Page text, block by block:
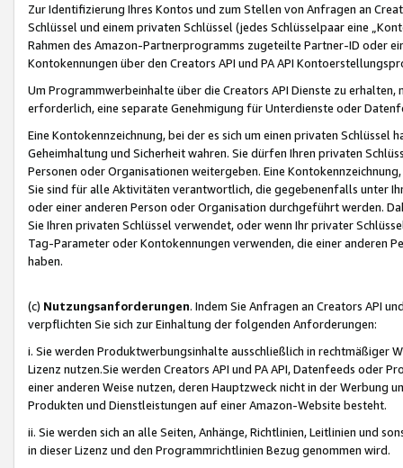
Zur Identifizierung Ihres Kontos und zum Stellen von Anfragen an
Schlüssel und einem privaten Schlüssel (jedes Schlüsselpaar eine
Rahmen des Amazon-Partnerprogramms zugeteilte Partner-ID oder
Kontokennungen über den Creators API und PA API
Um Programmwerbeinhalte über die Creators API Dienste zu
erforderlich, eine separate Genehmigung für Unterdienste oder
Eine Kontokennzeichnung, bei der es sich um einen privaten
Geheimhaltung und Sicherheit wahren. Sie dürfen Ihren privaten
Personen oder Organisationen weitergeben. Eine
Sie sind für alle Aktivitäten verantwortlich, die gegebenenfalls unter
oder einer anderen Person oder Organisation durchgeführt werden.
Sie Ihren privaten Schlüssel verwendet, oder wenn Ihr privater
Tag-Parameter oder Kontokennungen verwenden, die einer anderen
haben.
(c) Nutzungsanforderungen. Indem Sie Anfragen an Creators API
verpflichten Sie sich zur Einhaltung der folgenden Anforderungen:
i. Sie werden Produktwerbungsinhalte ausschließlich in rechtmäßiger
Lizenz nutzen.Sie werden Creators API und PA API, Datenfeeds oder
einer anderen Weise nutzen, deren Hauptzweck nicht in der Werbung
Produkten und Dienstleistungen auf einer Amazon-Website besteht.
ii. Sie werden sich an alle Seiten, Anhänge, Richtlinien, Leitlinien und
in dieser Lizenz und den Programmrichtlinien Bezug genommen wird.